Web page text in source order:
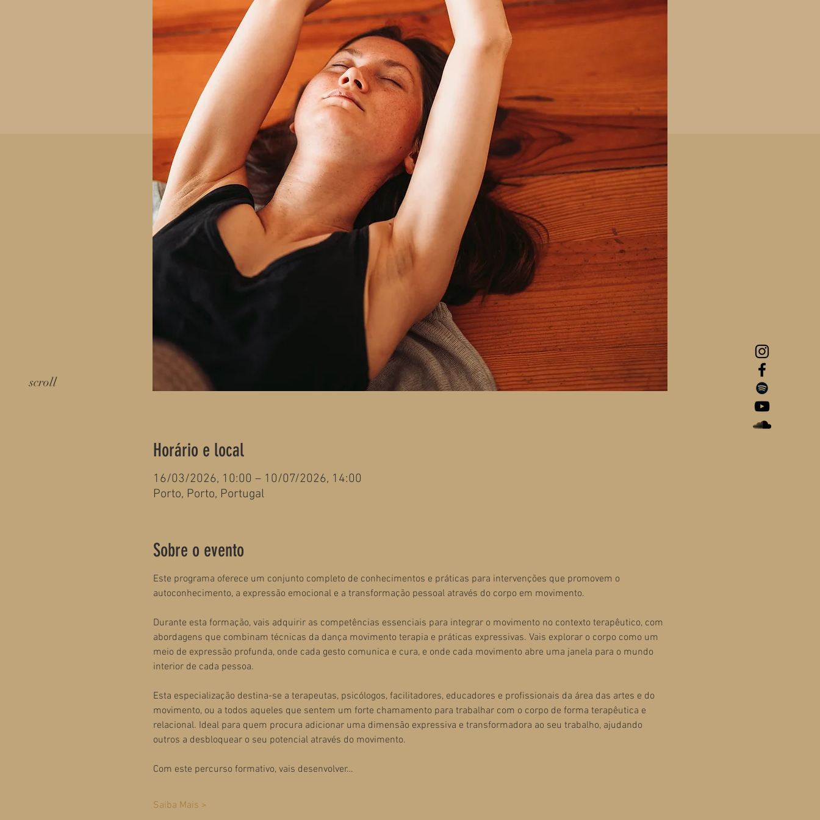
scroll
Horário e local
16/03/2026, 10:00 – 10/07/2026, 14:00
Porto, Porto, Portugal
Sobre o evento
Este programa oferece um conjunto completo de conhecimentos e práticas para intervenções que promovem o
autoconhecimento, a expressão emocional e a transformação pessoal através do corpo em movimento.
Durante esta formação, vais adquirir as competências essenciais para integrar o movimento no contexto terapêutico, com
abordagens que combinam técnicas da dança movimento terapia e práticas expressivas. Vais explorar o corpo como um
meio de expressão profunda, onde cada gesto comunica e cura, e onde cada movimento abre uma janela para o mundo
interior de cada pessoa.
Esta especialização destina-se a terapeutas, psicólogos, facilitadores, educadores e profissionais da área das artes e do
movimento, ou a todos aqueles que sentem um forte chamamento para trabalhar com o corpo de forma terapêutica e
relacional. Ideal para quem procura adicionar uma dimensão expressiva e transformadora ao seu trabalho, ajudando
outros a desbloquear o seu potencial através do movimento.
Com este percurso formativo, vais desenvolver…
Saiba Mais >